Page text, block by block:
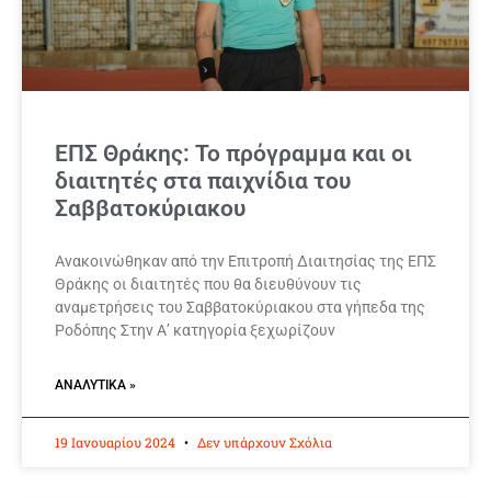
ΕΠΣ Θράκης: Το πρόγραμμα και οι
διαιτητές στα παιχνίδια του
Σαββατοκύριακου
Ανακοινώθηκαν από την Επιτροπή Διαιτησίας της ΕΠΣ
Θράκης οι διαιτητές που θα διευθύνουν τις
αναμετρήσεις του Σαββατοκύριακου στα γήπεδα της
Ροδόπης Στην Α’ κατηγορία ξεχωρίζουν
ΑΝΑΛΥΤΙΚΆ »
19 Ιανουαρίου 2024 Δεν υπάρχουν Σχόλια